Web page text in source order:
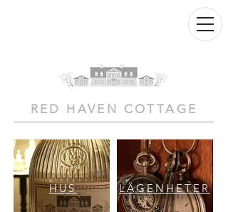
RED HAVEN COTTAGE
LÄGENHETER
HUS